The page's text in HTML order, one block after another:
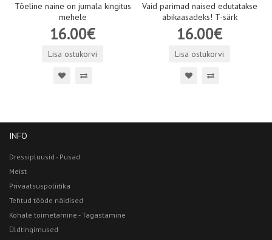
Tõeline naine on jumala kingitus
mehele
16.00€
Lisa ostukorvi
Vaid parimad naised edutatakse
abikaasadeks! T-särk
16.00€
Lisa ostukorvi
INFO
Dressipluusid - Pusad
Meist
Privaatsuspoliitika
Tehtud tööde näidised
Kohale toimetamine - Tagastamine
Üldtingimused